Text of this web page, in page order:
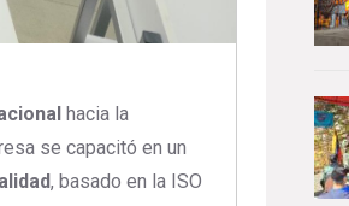
hacia la
se capacitó en un
, basado en la ISO